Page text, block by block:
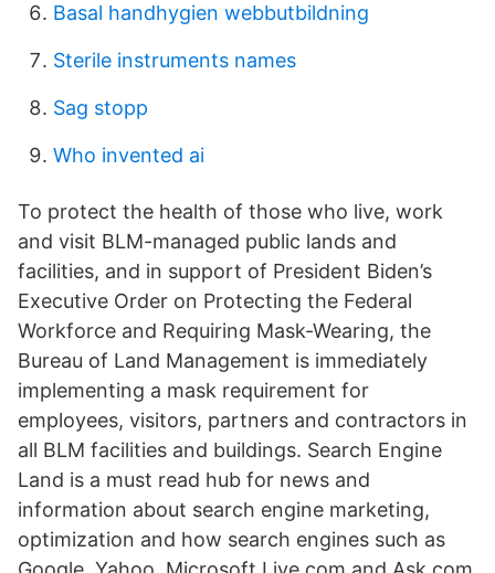
Basal handhygien webbutbildning
Sterile instruments names
Sag stopp
Who invented ai
To protect the health of those who live, work
and visit BLM-managed public lands and
facilities, and in support of President Biden’s
Executive Order on Protecting the Federal
Workforce and Requiring Mask-Wearing, the
Bureau of Land Management is immediately
implementing a mask requirement for
employees, visitors, partners and contractors in
all BLM facilities and buildings. Search Engine
Land is a must read hub for news and
information about search engine marketing,
optimization and how search engines such as